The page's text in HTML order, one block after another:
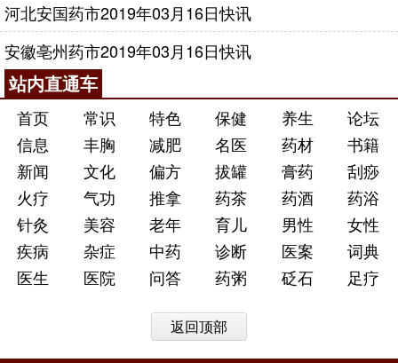
河北安国药市2019年03月16日快讯
安徽亳州药市2019年03月16日快讯
站内直通车
首页 常识 特色 保健 养生
论坛
信息
丰胸 减肥 名医 药材
书籍
新闻
文化 偏方 拔罐 膏药
刮痧
火疗
气功 推拿 药茶 药酒
药浴
针灸
美容 老年 育儿 男性
女性
疾病
杂症 中药 诊断 医案
词典
医生
医院 问答 药粥 砭石 足疗
返回顶部